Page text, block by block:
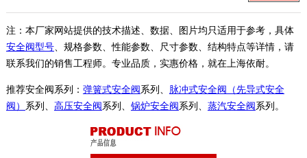
注：本厂家网站提供的技术描述、数据、图片均只适用于参考，具体
安全阀型号、规格参数、性能参数、尺寸参数、结构特点等详情，请
联系我们的销售工程师。专业品质，实惠价格，就在上海依耐。
推荐安全阀系列： 弹簧式安全阀 系列、 脉冲式安全阀（先导式安全
阀） 系列、 高压安全阀 系列、 锅炉安全阀 系列、 蒸汽安全阀 系列。